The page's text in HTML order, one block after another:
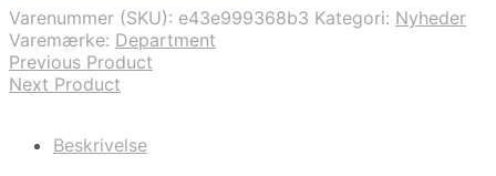
Varenummer (SKU): e43e999368b3 Kategori: Nyheder
Varemærke: Department
Previous Product
Next Product
Beskrivelse